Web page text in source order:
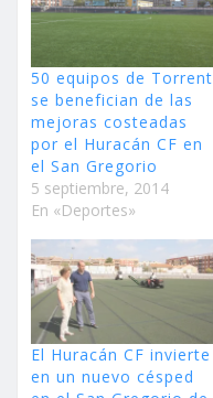
50 equipos de Torrent
se benefician de las
mejoras costeadas
por el Huracán CF en
el San Gregorio
5 septiembre, 2014
En «Deportes»
El Huracán CF invierte
en un nuevo césped